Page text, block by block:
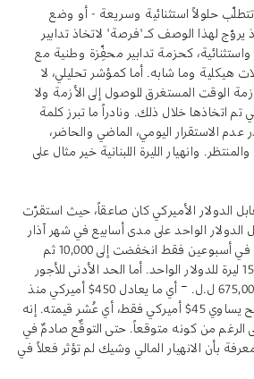
حلولاً استثنائية وسريعة - أو وضع
يروّج لهذا الوصف كـ"فرصة" لاتخاذ تدابير
كحزمة تدابير محفِّزة وطنية مع
هيكلية وما شابه. أما كمؤشر تحليلي، لا
الوقت المستغرق للوصول إلى الأزمة ولا
تم اتخاذها خلال ذلك. ونادراً ما تبرز كلمة
الاستقرار اليومي، الماضي والحاضر،
وانهيار الليرة اللبنانية خير مثال على
الدولار الأميركي كان صاعقاً، حيث استقرّت
مقابل الدولار الواحد على مدى أسابيع في شهر آذار
2021 وحده، ثم في أسبوعين فقط انخفضت إلى 10,000 ثم
12,000 ثم 15,000 ليرة للدولار الواحد. أما الحد الأدنى للأجور
الذي كان يبلغ 675,000 ل.ل. – أي ما يعادل 450$ أميركي منذ
18 شهراً – فأصبح يساوي 45$ أميركي فقط، أي عُشر قيمته. إنه
الرغم من كونه متوقعاً. حتى التوقٌع صادمٌ في
بأن الانهيار المالي وشيك لم تؤثر فعلاً في